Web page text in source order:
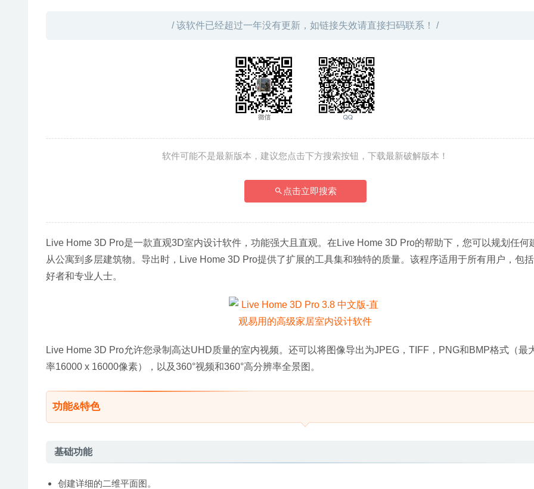
/ 该软件已经超过一年没有更新，如链接失效请直接扫码联系！ /
软件可能不是最新版本，建议您点击下方搜索按钮，下载最新破解版本！
点击立即搜索
Live Home 3D Pro是一款直观3D室内设计软件，功能强大且直观。在Live Home 3D Pro的帮助下，您可以规划任何
从公寓到多层建筑物。导出时，Live Home 3D Pro提供了扩展的工具集和独特的质量。该程序适用于所有用户，包
好者和专业人士。
Live Home 3D Pro允许您录制高达UHD质量的室内视频。还可以将图像导出为JPEG，TIFF，PNG和BMP格式（最
率16000 x 16000像素），以及360°视频和360°高分辨率全景图。
功能&特色
基础功能
创建详细的二维平面图。